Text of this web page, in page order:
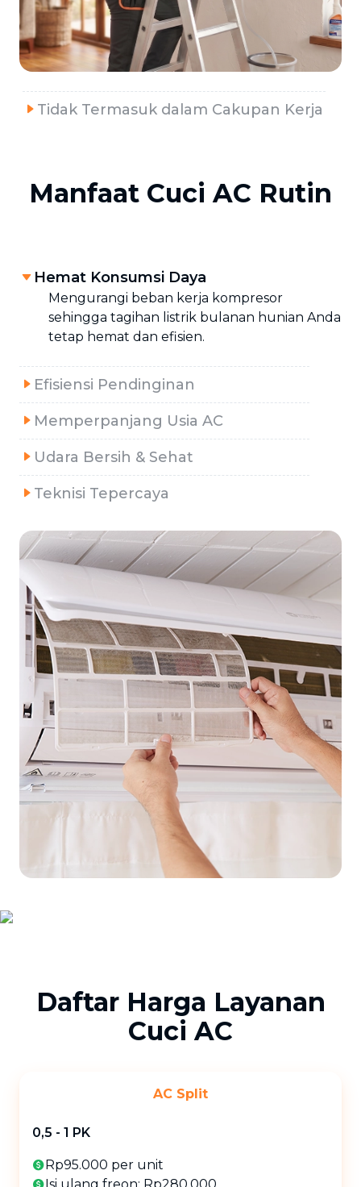
Tidak Termasuk dalam Cakupan Kerja
Manfaat Cuci AC Rutin
Hemat Konsumsi Daya
Mengurangi beban kerja kompresor
sehingga tagihan listrik bulanan hunian Anda
tetap hemat dan efisien.
Efisiensi Pendinginan
Memperpanjang Usia AC
Udara Bersih & Sehat
Teknisi Tepercaya
Daftar Harga Layanan
Cuci AC
AC Split
0,5 - 1 PK
Rp95.000 per unit